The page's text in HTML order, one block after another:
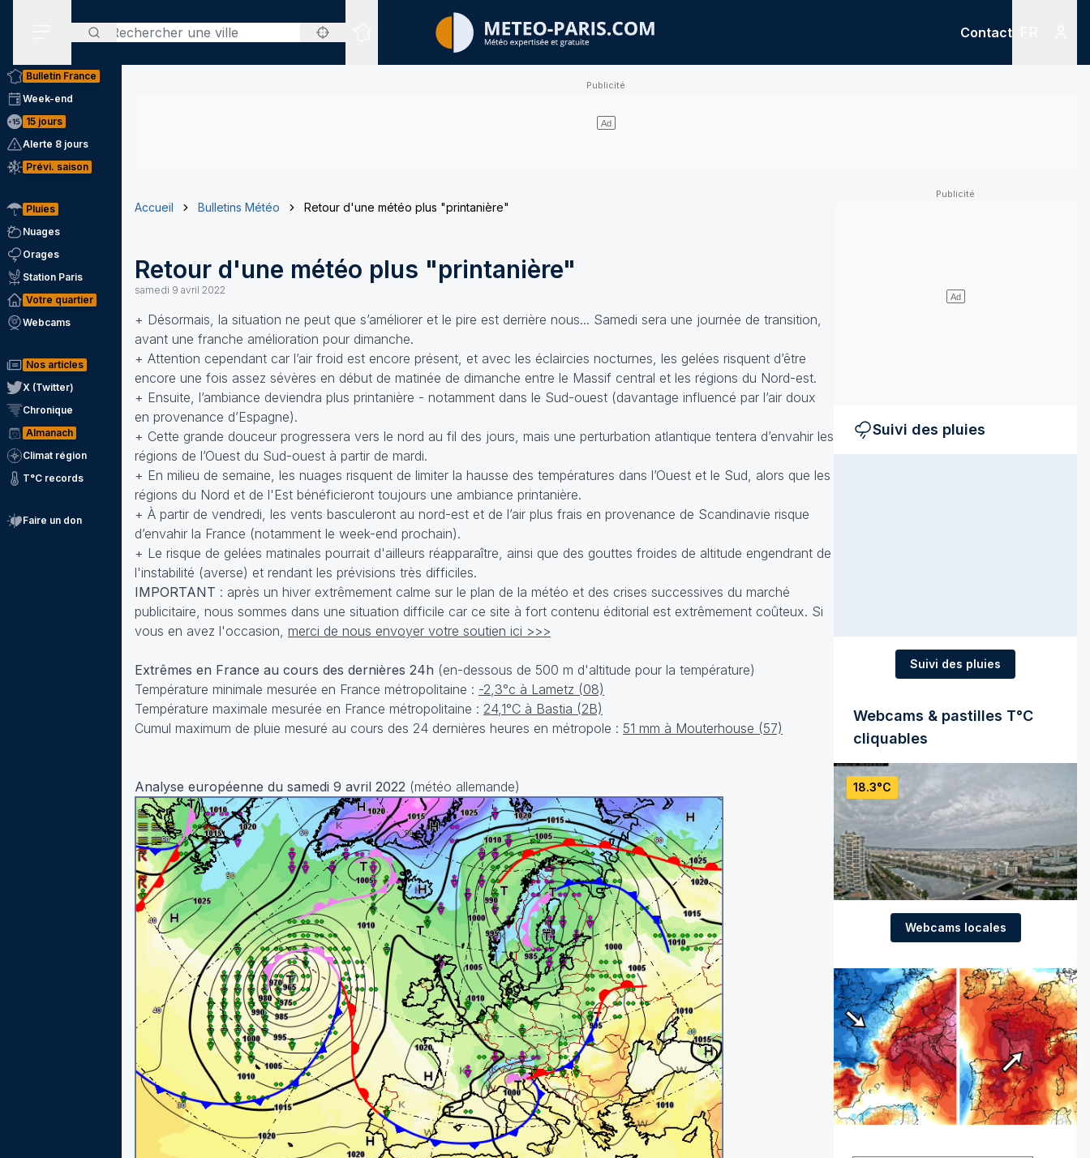
Rechercher
Sites expertisés
Contact
Bulletin France
Week-end
15 jours
Alerte 8 jours
Prévi. saison
Pluies
Nuages
Orages
Station Paris
Votre quartier
Webcams
Nos articles
X (Twitter)
Chronique
Almanach
Climat région
T°C records
Faire un don
Accueil Bulletins Météo Retour d'une météo plus "printanière"
Retour d'une météo plus "printanière"
samedi 9 avril 2022
+ Désormais, la situation ne peut que s’améliorer et le pire est derrière nous... Samedi sera une journée de transition,
avant une franche amélioration pour dimanche.
+ Attention cependant car l’air froid est encore présent, et avec les éclaircies nocturnes, les gelées risquent d’être
encore une fois assez sévères en début de matinée de dimanche entre le Massif central et les régions du Nord-est.
+ Ensuite, l’ambiance deviendra plus printanière - notamment dans le Sud-ouest (davantage influencé par l’air doux
en provenance d’Espagne).
+ Cette grande douceur progressera vers le nord au fil des jours, mais une perturbation atlantique tentera d’envahir les
régions de l’Ouest du Sud-ouest à partir de mardi.
+ En milieu de semaine, les nuages risquent de limiter la hausse des températures dans l’Ouest et le Sud, alors que les
régions du Nord et de l'Est bénéficieront toujours une ambiance printanière.
+ À partir de vendredi, les vents basculeront au nord-est et de l’air plus frais en provenance de Scandinavie risque
d’envahir la France (notamment le week-end prochain).
+ Le risque de gelées matinales pourrait d'ailleurs réapparaître, ainsi que des gouttes froides de altitude engendrant de
l'instabilité (averse) et rendant les prévisions très difficiles.
IMPORTANT : après un hiver extrêmement calme sur le plan de la météo et des crises successives du marché
publicitaire, nous sommes dans une situation difficile car ce site à fort contenu éditorial est extrêmement coûteux. Si
vous en avez l'occasion, merci de nous envoyer votre soutien ici >>>
Extrêmes en France au cours des dernières 24h (en-dessous de 500 m d'altitude pour la température)
Température minimale mesurée en France métropolitaine : -2,3°c à Lametz (08)
Température maximale mesurée en France métropolitaine : 24,1°C à Bastia (2B)
Cumul maximum de pluie mesuré au cours des 24 dernières heures en métropole : 51 mm à Mouterhouse (57)
Analyse européenne du samedi 9 avril 2022 (météo allemande)
Suivi des pluies
Suivi des pluies
Webcams & pastilles T°C
cliquables
18.3°C
Webcams locales